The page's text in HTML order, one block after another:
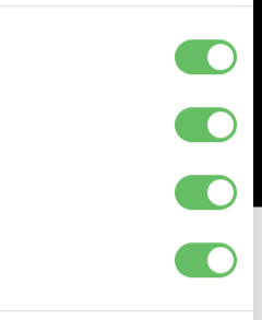
HACKATHON 2026
toch helemaal geen toeter?
zich natuurlijk niet
hiermee direct het meest
te produceren.